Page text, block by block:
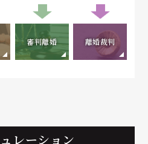
審判離婚 離婚裁判
レーション